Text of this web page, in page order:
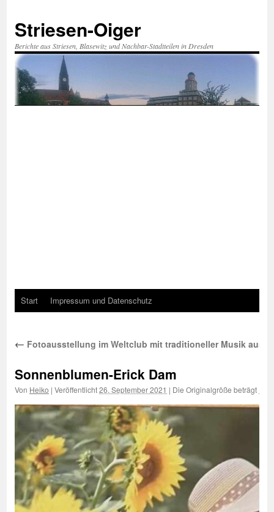
springen
Striesen-Oiger
Berichte aus Striesen, Blasewitz und Nachbar-Stadtteilen in Dresden
Start Impressum und Datenschutz
← Fotoausstellung im Weltclub mit traditioneller Musik aus
Sonnenblumen-Erick Dam
Von Heiko | Veröffentlicht26. September 2021 | Die Originalgröße beträgt